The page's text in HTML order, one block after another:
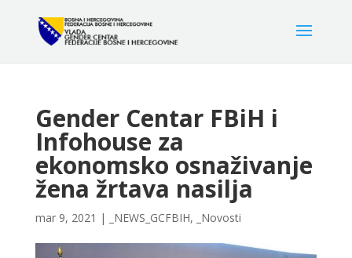
Gender Centar FBiH i
Infohouse za
ekonomsko osnaživanje
žena žrtava nasilja
mar 9, 2021 | _NEWS_GCFBIH, _Novosti